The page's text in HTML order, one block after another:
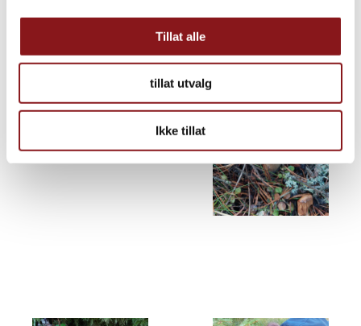
Tillat alle
tillat utvalg
Ikke tillat